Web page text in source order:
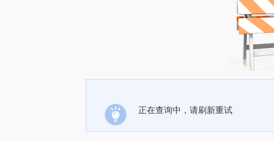
正在查询中，请刷新重试